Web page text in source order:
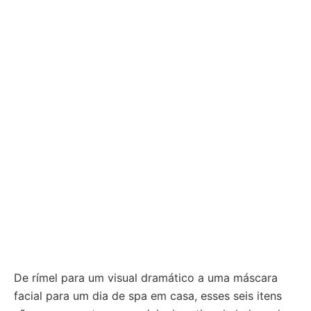
De rímel para um visual dramático a uma máscara
facial para um dia de spa em casa, esses seis itens